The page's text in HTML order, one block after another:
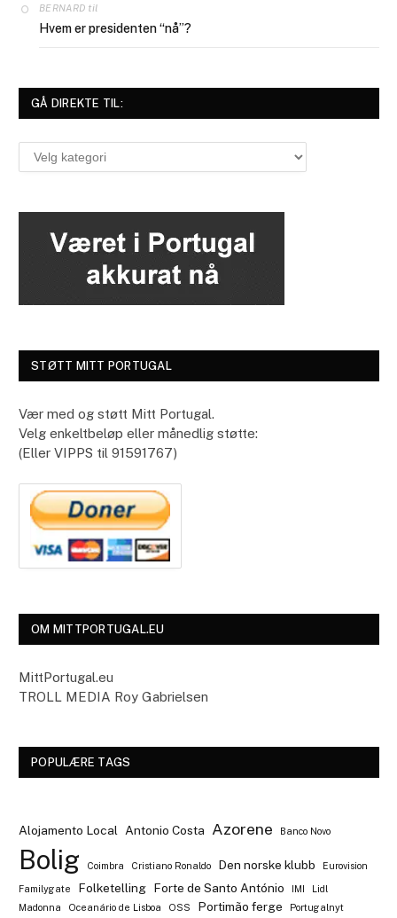
BERNARD til
Hvem er presidenten “nå”?
GÅ DIREKTE TIL:
direkte
STØTT MITT PORTUGAL
Vær med og støtt Mitt Portugal.
Velg enkeltbeløp eller månedlig støtte:
(Eller VIPPS til 91591767)
OM MITTPORTUGAL.EU
MittPortugal.eu
TROLL MEDIA Roy Gabrielsen
POPULÆRE TAGS
Alojamento Local Antonio Costa Azorene Banco Novo
Bolig Coimbra Cristiano Ronaldo Den norske klubb Eurovision
Familygate Folketelling Forte de Santo António IMI
Lidl
Madonna
Oceanário de Lisboa OSS Portimão ferge Portugalnyt